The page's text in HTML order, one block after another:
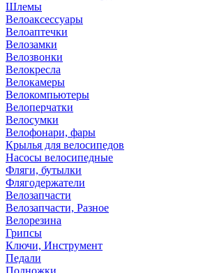
Шлемы
Велоаксессуары
Велоаптечки
Велозамки
Велозвонки
Велокресла
Велокамеры
Велокомпьютеры
Велоперчатки
Велосумки
Велофонари, фары
Крылья для велосипедов
Насосы велосипедные
Фляги, бутылки
Флягодержатели
Велозапчасти
Велозапчасти, Разное
Велорезина
Грипсы
Ключи, Инструмент
Педали
Подножки